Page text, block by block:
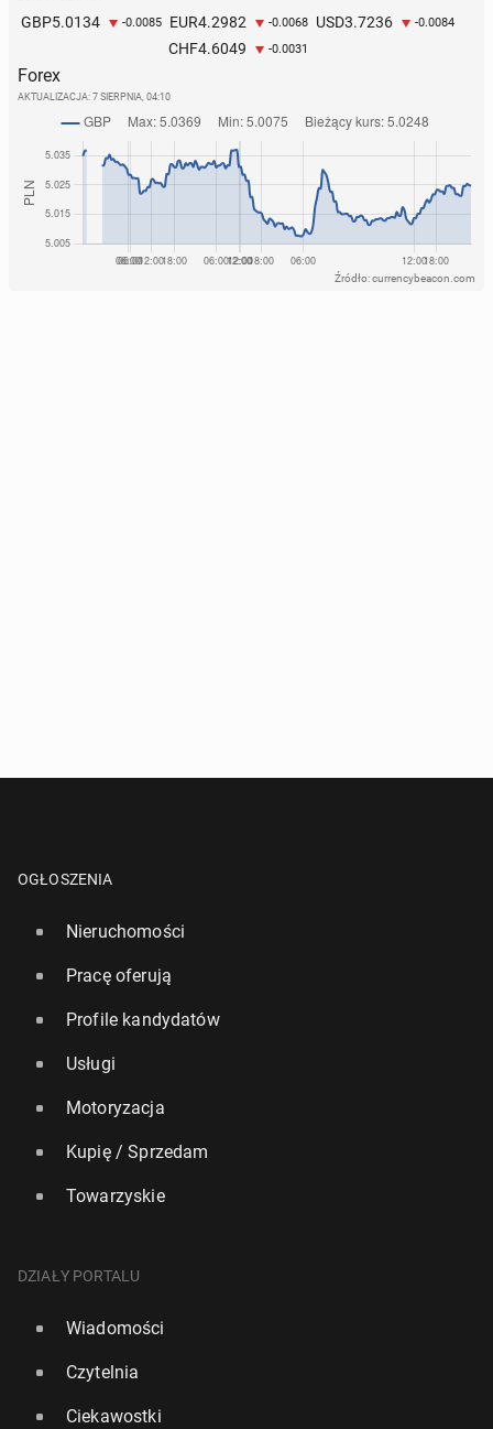
GBP5.0134 -0.0085 EUR4.2982 -0.0068 USD3.7236 -0.0084
CHF4.6049 -0.0031
Forex
AKTUALIZACJA: 7 SIERPNIA, 04:10
Źródło: currencybeacon.com
OGŁOSZENIA
Nieruchomości
Pracę oferują
Profile kandydatów
Usługi
Motoryzacja
Kupię / Sprzedam
Towarzyskie
DZIAŁY PORTALU
Wiadomości
Czytelnia
Ciekawostki